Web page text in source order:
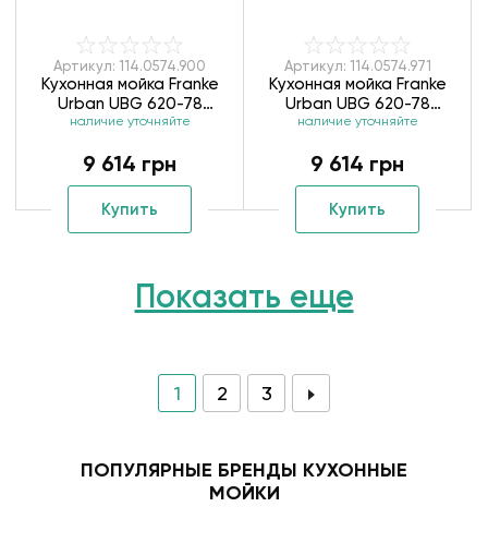
Артикул: 114.0574.900
Кухонная мойка Franke
Urban UBG 620-78
114.0574.900
наличие уточняйте
9 614 грн
Купить
Артикул: 114.0574.971
Кухонная мойка Franke
Urban UBG 620-78
114.0574.971
наличие уточняйте
9 614 грн
Купить
Показать еще
1 2 3
ПОПУЛЯРНЫЕ БРЕНДЫ КУХОННЫЕ
МОЙКИ